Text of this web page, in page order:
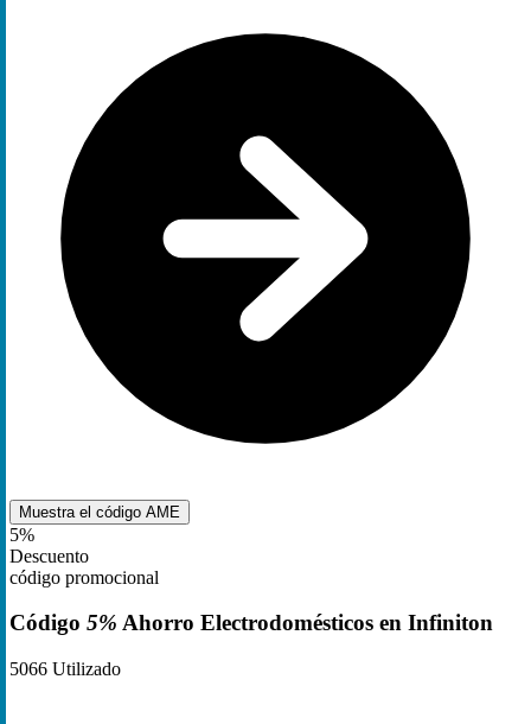
Muestra el código AME
5%
Descuento
código promocional
Código 5% Ahorro Electrodomésticos en Infiniton
5066 Utilizado